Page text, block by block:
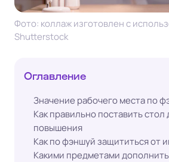
Фото: коллаж изготовлен с
Shutterstock
Оглавление
Значение рабочего места по
Как правильно поставить
повышения
Как по фэншуй защититься от
Какими предметами